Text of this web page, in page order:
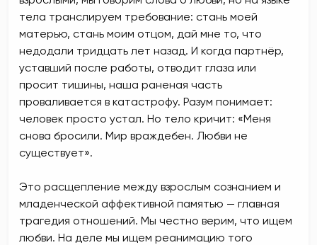
тела транслируем требование: стань моей
матерью, стань моим отцом, дай мне то, что
недодали тридцать лет назад. И когда партнёр,
уставший после работы, отводит глаза или
просит тишины, наша раненая часть
проваливается в катастрофу. Разум понимает:
человек просто устал. Но тело кричит: «Меня
снова бросили. Мир враждебен. Любви не
существует».
Это расщепление между взрослым сознанием и
младенческой аффективной памятью — главная
трагедия отношений. Мы честно верим, что ищем
любви. На деле мы ищем реанимацию того